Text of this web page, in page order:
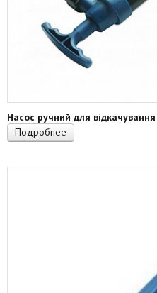
Насос ручний для
Подробнее